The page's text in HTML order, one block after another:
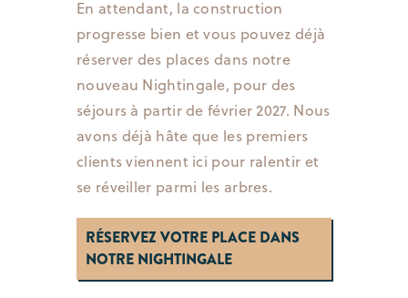
En attendant, la construction
progresse bien et vous pouvez déjà
réserver des places dans notre
nouveau Nightingale, pour des
séjours à partir de février 2027. Nous
avons déjà hâte que les premiers
clients viennent ici pour ralentir et
se réveiller parmi les arbres.
RÉSERVEZ VOTRE PLACE DANS
NOTRE NIGHTINGALE